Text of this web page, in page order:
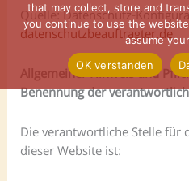
Quelle: Datenschutz-
datenschutzbeauftragter.de
Allgemeiner Hinweis und
Benennung der
Die verantwortliche Stelle für
dieser Website ist:
that may collect, store and
you continue to use the
assume
OK verstanden